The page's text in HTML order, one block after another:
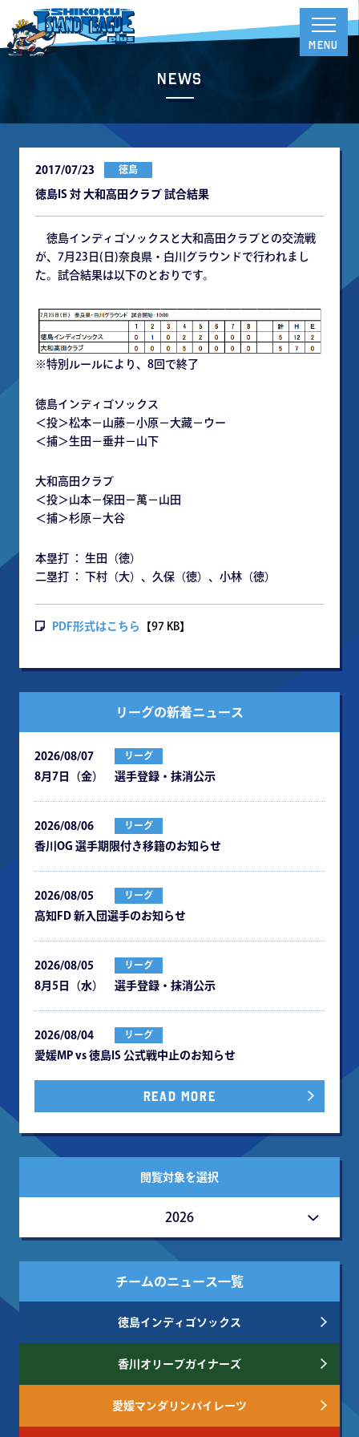
News
2017/07/23 徳島
徳島IS 対 大和高田クラブ 試合結果
徳島インディゴソックスと大和高田クラブとの交流戦
が、7月23日(日)奈良県・白川グラウンドで行われまし
た。試合結果は以下のとおりです。
※特別ルールにより、8回で終了
徳島インディゴソックス
＜投＞松本－山藤－小原－大藏－ウー
＜捕＞生田－垂井－山下
大和高田クラブ
＜投＞山本－保田－萬－山田
＜捕＞杉原－大谷
本塁打 ： 生田（徳）
二塁打 ： 下村（大）、久保（徳）、小林（徳）
PDF形式はこちら 【97 KB】
リーグの新着ニュース
2026/08/07 リーグ
8月7日（金） 選手登録・抹消公示
2026/08/06 リーグ
⾹川OG 選⼿期限付き移籍のお知らせ
2026/08/05 リーグ
⾼知FD 新⼊団選⼿のお知らせ
2026/08/05 リーグ
8月5日（水） 選手登録・抹消公示
2026/08/04 リーグ
愛媛MP vs 徳島IS 公式戦中⽌のお知らせ
READ MORE
閲覧対象を選択
2026
チームのニュース一覧
徳島インディゴソックス
香川オリーブガイナーズ
愛媛マンダリンパイレーツ